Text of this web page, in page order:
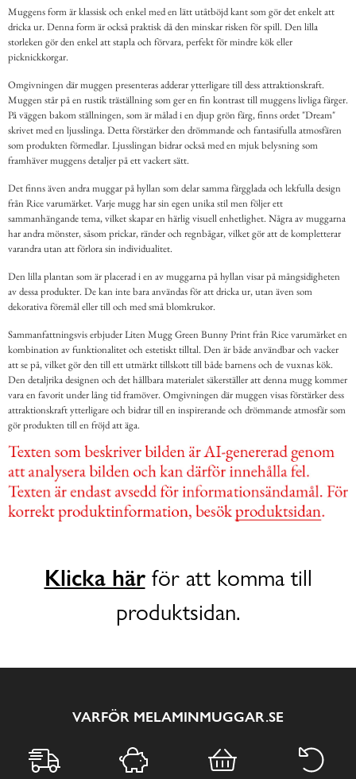
Muggens form är klassisk och enkel med en lätt utåtböjd kant som gör det enkelt att
dricka ur. Denna form är också praktisk då den minskar risken för spill. Den lilla
storleken gör den enkel att stapla och förvara, perfekt för mindre kök eller
picknickkorgar.
Omgivningen där muggen presenteras adderar ytterligare till dess attraktionskraft.
Muggen står på en rustik träställning som ger en fin kontrast till muggens livliga färger.
På väggen bakom ställningen, som är målad i en djup grön färg, finns ordet "Dream"
skrivet med en ljusslinga. Detta förstärker den drömmande och fantasifulla atmosfären
som produkten förmedlar. Ljusslingan bidrar också med en mjuk belysning som
framhäver muggens detaljer på ett vackert sätt.
Det finns även andra muggar på hyllan som delar samma färgglada och lekfulla design
från Rice varumärket. Varje mugg har sin egen unika stil men följer ett
sammanhängande tema, vilket skapar en härlig visuell enhetlighet. Några av muggarna
har andra mönster, såsom prickar, ränder och regnbågar, vilket gör att de kompletterar
varandra utan att förlora sin individualitet.
Den lilla plantan som är placerad i en av muggarna på hyllan visar på mångsidigheten
av dessa produkter. De kan inte bara användas för att dricka ur, utan även som
dekorativa föremål eller till och med små blomkrukor.
Sammanfattningsvis erbjuder Liten Mugg Green Bunny Print från Rice varumärket en
kombination av funktionalitet och estetiskt tilltal. Den är både användbar och vacker
att se på, vilket gör den till ett utmärkt tillskott till både barnens och de vuxnas kök.
Den detaljrika designen och det hållbara materialet säkerställer att denna mugg kommer
vara en favorit under lång tid framöver. Omgivningen där muggen visas förstärker dess
attraktionskraft ytterligare och bidrar till en inspirerande och drömmande atmosfär som
gör produkten till en fröjd att äga.
Klicka härför att komma till
produktsidan.
VARFÖR MELAMINMUGGAR.SE